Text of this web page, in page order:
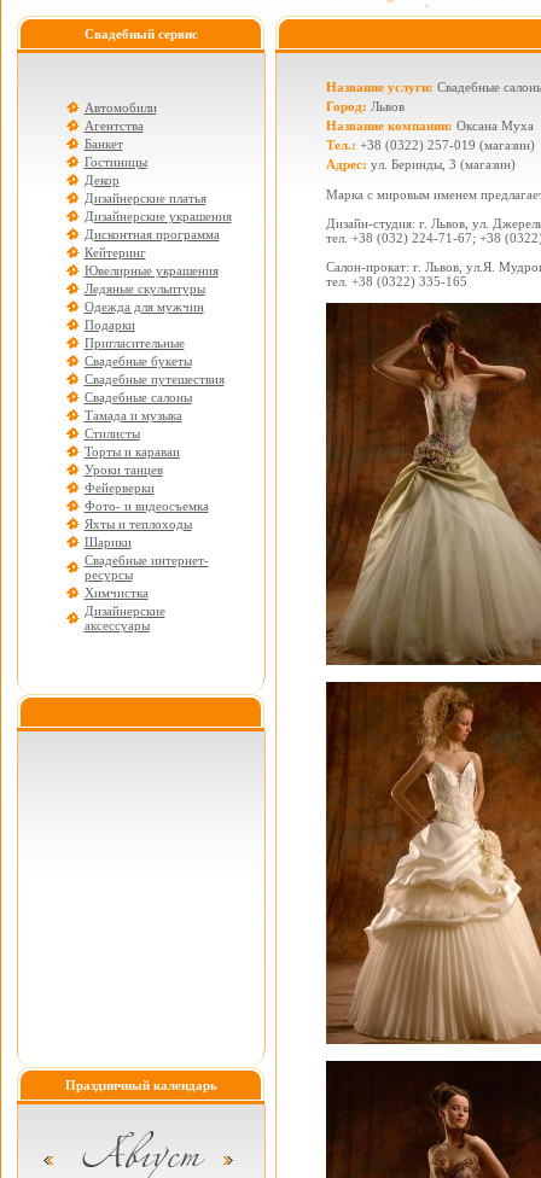
Свадебный сервис
Автомобили
Агентства
Банкет
Гостиницы
Декор
Дизайнерские платья
Дизайнерские украшения
Дисконтная программа
Кейтеринг
Ювелирные украшения
Ледяные скульптуры
Одежда для мужчин
Подарки
Пригласительные
Свадебные букеты
Свадебные путешествия
Свадебные салоны
Тамада и музыка
Стилисты
Торты и караваи
Уроки танцев
Фейерверки
Фото- и видеосъемка
Яхты и теплоходы
Шарики
Свадебные интернет-
ресурсы
Химчистка
Дизайнерские
аксессуары
Праздничный календарь
Название услуги: Свадебные
Город: Львов
Название компании: Оксана Муха
Тел.: +38 (0322) 257-019 (магазин)
Адрес: ул. Беринды, 3 (магазин)
Марка с мировым именем
Дизайн-студия: г. Львов, ул.
тел. +38 (032) 224-71-67; +38
Салон-прокат: г. Львов, ул.Я.
тел. +38 (0322) 335-165